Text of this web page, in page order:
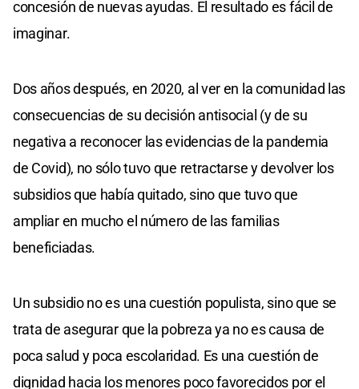
concesión de nuevas ayudas. El resultado es fácil de
imaginar.
Dos años después, en 2020, al ver en la comunidad las
consecuencias de su decisión antisocial (y de su
negativa a reconocer las evidencias de la pandemia
de Covid), no sólo tuvo que retractarse y devolver los
subsidios que había quitado, sino que tuvo que
ampliar en mucho el número de las familias
beneficiadas.
Un subsidio no es una cuestión populista, sino que se
trata de asegurar que la pobreza ya no es causa de
poca salud y poca escolaridad. Es una cuestión de
dignidad hacia los menores poco favorecidos por el